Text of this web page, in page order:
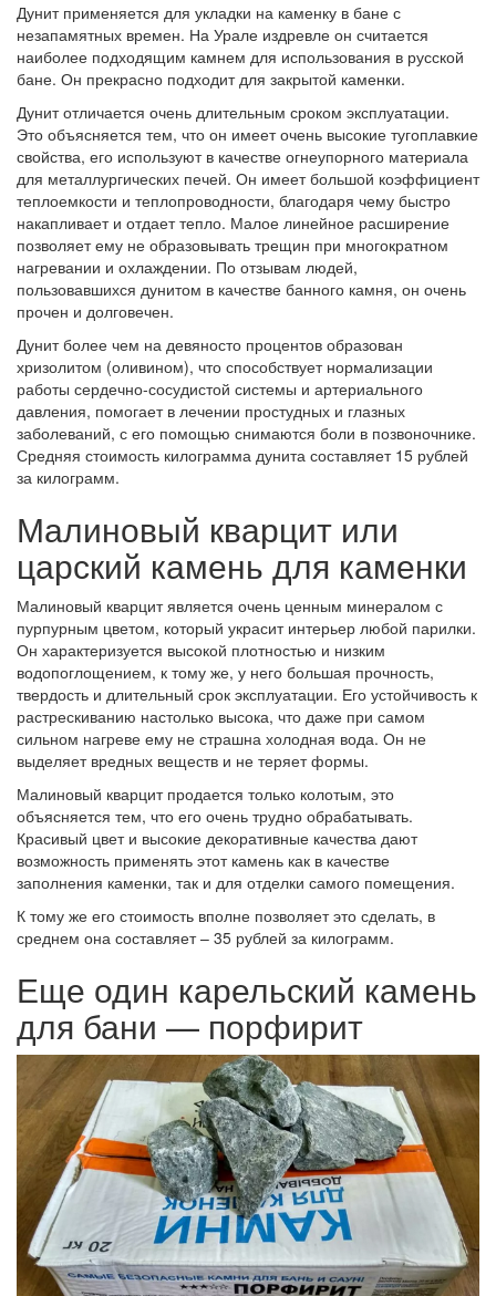
Дунит применяется для укладки на каменку в бане с
незапамятных времен. На Урале издревле он считается
наиболее подходящим камнем для использования в русской
бане. Он прекрасно подходит для закрытой каменки.
Дунит отличается очень длительным сроком эксплуатации.
Это объясняется тем, что он имеет очень высокие тугоплавкие
свойства, его используют в качестве огнеупорного материала
для металлургических печей. Он имеет большой коэффициент
теплоемкости и теплопроводности, благодаря чему быстро
накапливает и отдает тепло. Малое линейное расширение
позволяет ему не образовывать трещин при многократном
нагревании и охлаждении. По отзывам людей,
пользовавшихся дунитом в качестве банного камня, он очень
прочен и долговечен.
Дунит более чем на девяносто процентов образован
хризолитом (оливином), что способствует нормализации
работы сердечно-сосудистой системы и артериального
давления, помогает в лечении простудных и глазных
заболеваний, с его помощью снимаются боли в позвоночнике.
Средняя стоимость килограмма дунита составляет 15 рублей
за килограмм.
Малиновый кварцит или
царский камень для каменки
Малиновый кварцит является очень ценным минералом с
пурпурным цветом, который украсит интерьер любой парилки.
Он характеризуется высокой плотностью и низким
водопоглощением, к тому же, у него большая прочность,
твердость и длительный срок эксплуатации. Его устойчивость к
растрескиванию настолько высока, что даже при самом
сильном нагреве ему не страшна холодная вода. Он не
выделяет вредных веществ и не теряет формы.
Малиновый кварцит продается только колотым, это
объясняется тем, что его очень трудно обрабатывать.
Красивый цвет и высокие декоративные качества дают
возможность применять этот камень как в качестве
заполнения каменки, так и для отделки самого помещения.
К тому же его стоимость вполне позволяет это сделать, в
среднем она составляет – 35 рублей за килограмм.
Еще один карельский камень
для бани — порфирит